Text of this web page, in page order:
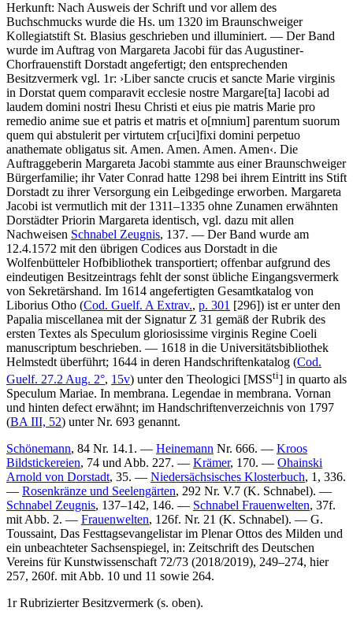
Herkunft: Nach Ausweis der Schrift und vor allem des
Buchschmucks wurde die Hs. um 1320 im Braunschweiger
Kollegiatstift St. Blasius geschrieben und illuminiert. — Der Band
wurde im Auftrag von Margareta Jacobi für das Augustiner-
Chorfrauenstift Dorstadt angefertigt; den entsprechenden
Besitzvermerk vgl. 1r: ›Liber sancte crucis et sancte Marie virginis
in Dorstat quem comparavit ecclesie nostre Margare[ta] Iacobi ad
laudem domini nostri Ihesu Christi et eius pie matris Marie pro
remedio anime sue et patris et matris et o[mnium] parentum suorum
quem qui abstulerit per virtutem cr[uci]fixi domini perpetuo
anathemate obligatus sit. Amen. Amen. Amen. Amen‹. Die
Auftraggeberin Margareta Jacobi stammte aus einer Braunschweiger
Bürgerfamilie; ihr Vater Conrad hatte 1298 bei ihrem Eintritt ins Stift
Dorstadt zu ihrer Versorgung ein Leibgedinge erworben. Margareta
Jacobi ist vermutlich mit der 1311–1335 ohne Zunamen erwähnten
Dorstädter Priorin Margareta identisch, vgl. dazu mit allen
Nachweisen Schnabel Zeugnis, 137. — Der Band wurde am
12.4.1572 mit den übrigen Codices aus Dorstadt in die
Wolfenbütteler Hofbibliothek transportiert; offenbar aufgrund des
eindeutigen Besitzeintrags fehlt der sonst übliche Eingangsvermerk
von Sekretärshand. Im 1614 angefertigten Gesamtkatalog von
Liborius Otho (Cod. Guelf. A Extrav., p. 301 [296]) ist er unter den
Papalia miscellanea mit der Signatur Z 31 gemäß der Rubrik des
ersten Textes als Speculum gloriosissime virginis Regine Coeli
manuscriptum beschrieben. — 1618 in die Universitätsbibliothek
Helmstedt überführt; 1644 in deren Handschriftenkatalog (Cod.
Guelf. 27.2 Aug. 2°, 15v) unter den Theologici [MSSti] in quarto als
Speculum Mariae. In membrana. Legendae in membrana. Vornan
und hinten defect erwähnt; im Handschriftenverzeichnis von 1797
(BA III, 52) unter Nr. 693 genannt.
Schönemann, 84 Nr. 14.1. — Heinemann Nr. 666. — Kroos
Bildstickereien, 74 und Abb. 227. — Krämer, 170. — Ohainski
Arnold von Dorstadt, 35. — Niedersächsisches Klosterbuch, 1, 336.
— Rosenkränze und Seelengärten, 292 Nr. V.7 (K. Schnabel). —
Schnabel Zeugnis, 137–142, 146. — Schnabel Frauenwelten, 37f.
mit Abb. 2. — Frauenwelten, 126f. Nr. 21 (K. Schnabel). — G.
Toussaint, Das Festtagsevangelistar im Plenar Ottos des Milden und
ein unbeachteter Sachsenspiegel, in: Zeitschrift des Deutschen
Vereins für Kunstwissenschaft 72/73 (2018/2019), 249–274, hier
257, 260f. mit Abb. 10 und 11 sowie 264.
1r Rubrizierter Besitzvermerk (s. oben).